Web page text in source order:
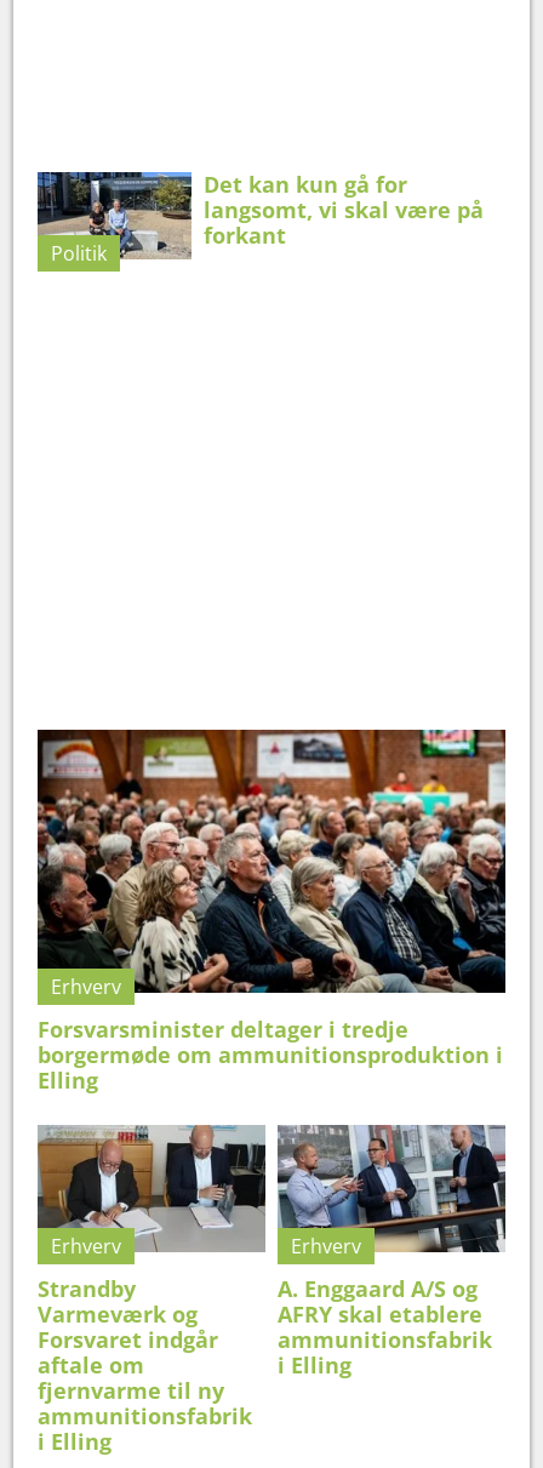
Politik
Det kan kun gå for
langsomt, vi skal være på
forkant
Erhverv
Forsvarsminister deltager i tredje
borgermøde om ammunitionsproduktion i
Elling
Erhverv
Strandby
Varmeværk og
Forsvaret indgår
aftale om
fjernvarme til ny
ammunitionsfabrik
i Elling
Erhverv
A. Enggaard A/S og
AFRY skal etablere
ammunitionsfabrik
i Elling